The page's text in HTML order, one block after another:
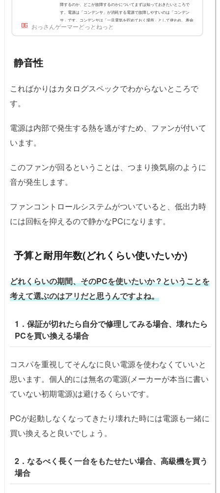
障するのか、どこが故障するのかについてまずは知っておきたいところで
す。電源は「コンデンサ」が消耗する電源で故障しやすいのは「コンデン
サ」です。コンデンサは「一旦電気を貯めておく場所」として使われ、寿命
があります。アルミ電解コンデンサーの寿命や劣化電源内に組み込まれてい
るメインのコンデンサは「アルミ電解コンデンサ」というものです。液体が
おっさんゲーマーどっとねっと
静音性
こればかりはカタログスペックでわからないところで
す。
電源は内部で発生する熱を逃がすため、ファンが付いて
います。
このファンが回るということは、つまり換気扇のように
音が発生します。
ファンコントロールシステムがついていると、低出力時
には回転を抑えるので静かなPCになります。
予算と耐用年数(どれくらい使いたいか)
どれくらいの期間、そのPCを使いたいか？ということを
考えて選ぶのはアリだと思うんですよね。
1．保証が切れたら自分で修理してみる場合、壊れたら
PCを買い換える場合
コスパを重視してそんなに良い電源を使わなくていいと
思います。個人的には無名の電源(メーカーが本当に書い
ていない初期電源)は避けるくらいです。
PCが起動しなくなってきたり壊れた時には電源も一緒に
買い換えると良いでしょう。
2．なるべく長く一台をもたせたい場合、高級機を買う
場合